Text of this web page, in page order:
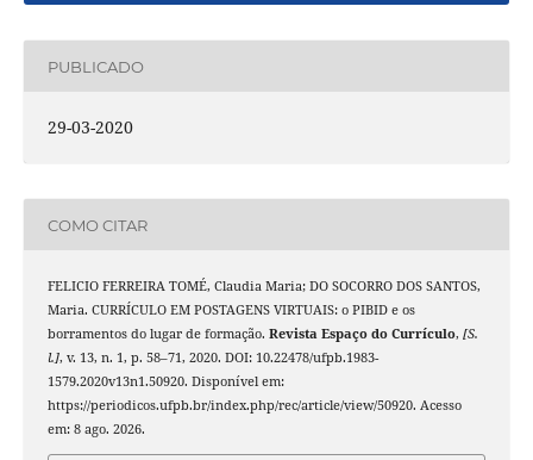
PUBLICADO
29-03-2020
COMO CITAR
FELICIO FERREIRA TOMÉ, Claudia Maria; DO SOCORRO DOS SANTOS,
Maria. CURRÍCULO EM POSTAGENS VIRTUAIS: o PIBID e os
borramentos do lugar de formação. Revista Espaço do Currículo, [S.
l.], v. 13, n. 1, p. 58–71, 2020. DOI: 10.22478/ufpb.1983-
1579.2020v13n1.50920. Disponível em:
https://periodicos.ufpb.br/index.php/rec/article/view/50920. Acesso
em: 8 ago. 2026.